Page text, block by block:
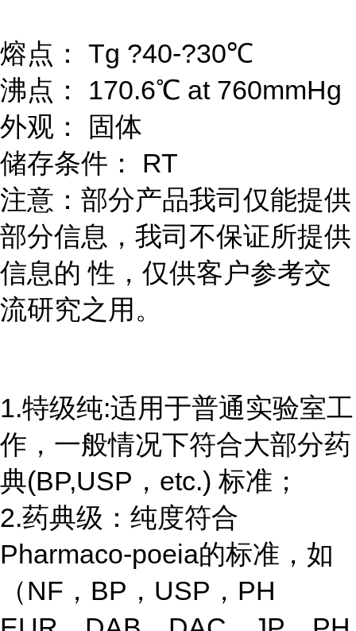
熔点： Tg ?40-?30℃
沸点： 170.6℃ at 760mmHg
外观： 固体
储存条件： RT
注意：部分产品我司仅能提供
部分信息，我司不保证所提供
信息的 性，仅供客户参考交
流研究之用。
1.特级纯:适用于普通实验室工
作，一般情况下符合大部分药
典(BP,USP，etc.) 标准；
2.药典级：纯度符合
Pharmaco-poeia的标准，如
（NF，BP，USP，PH